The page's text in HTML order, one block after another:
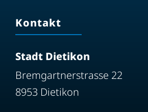
Kontakt
Stadt Dietikon
Bremgartnerstrasse 22
8953 Dietikon